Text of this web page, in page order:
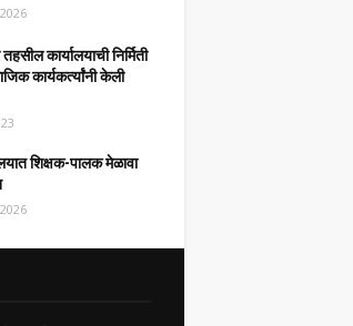
कार्यालयाची निर्मिती
कार्यकर्त्यांनी केली
शिक्षक-पालक मेळावा